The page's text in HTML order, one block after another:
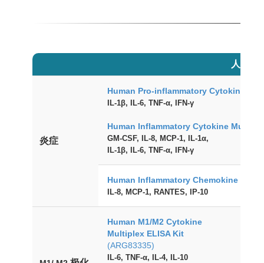
人类
炎症
Human Pro-inflammatory Cytokine
IL-1β, IL-6, TNF-α, IFN-γ
Human Inflammatory Cytokine
GM-CSF, IL-8, MCP-1, IL-1α,
IL-1β, IL-6, TNF-α, IFN-γ
Human Inflammatory Chemokine
IL-8, MCP-1, RANTES, IP-10
Human M1/M2 Cytokine
Multiplex ELISA Kit
(ARG83335)
IL-6, TNF-α, IL-4, IL-10